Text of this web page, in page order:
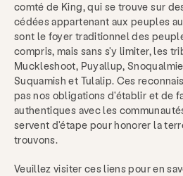
comté de King, qui se trouve sur
cédées appartenant aux peuples
sont le foyer traditionnel des
compris, mais sans s'y limiter, les
Muckleshoot, Puyallup,
Suquamish et Tulalip. Ces
pas nos obligations d'établir et de
authentiques avec les
servent d'étape pour honorer la
trouvons.
Veuillez visiter ces liens pour en